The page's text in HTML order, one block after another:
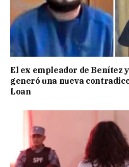
El ex empleador de Benítez
generó una nueva
Loan